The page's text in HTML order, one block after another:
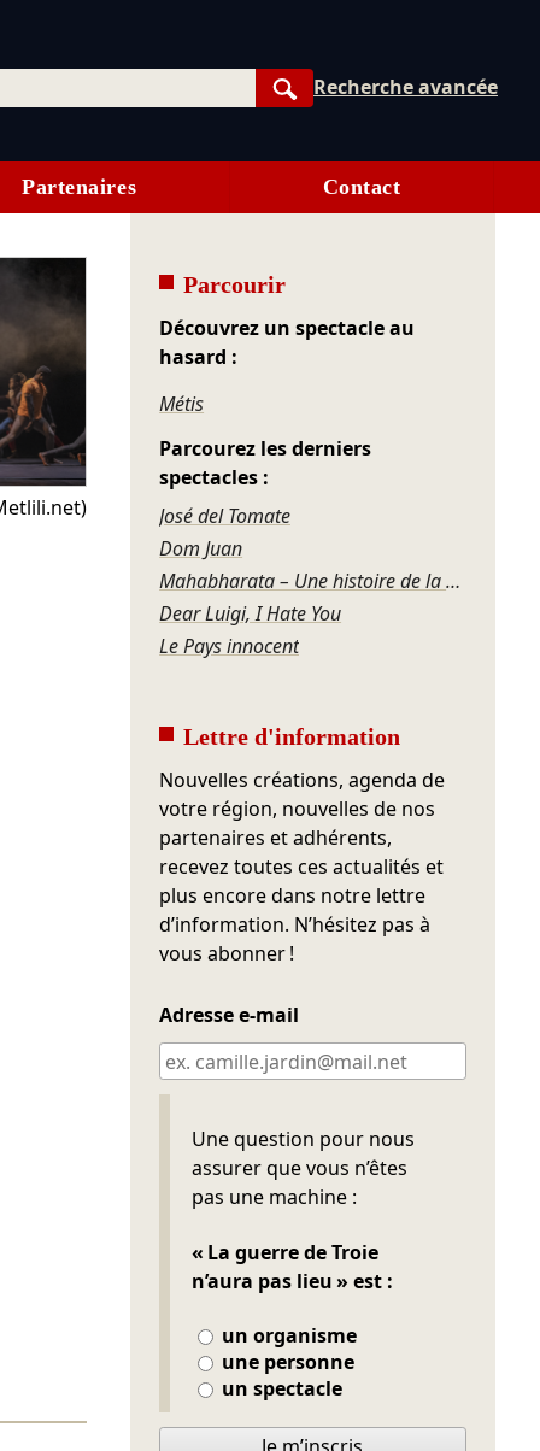
Rechercher
Recherche avancée
Partenaires Contact
Parcourir
Découvrez un spectacle au
hasard :
Métis
Parcourez les derniers
spectacles :
José del Tomate
Dom Juan
Mahabharata – Une histoire de la violence
Dear Luigi, I Hate You
Le Pays innocent
Lettre d'information
Nouvelles créations, agenda de
votre région, nouvelles de nos
partenaires et adhérents,
recevez toutes ces actualités et
plus encore dans notre lettre
d’information. N’hésitez pas à
vous abonner !
Adresse e-mail
Une question pour nous
assurer que vous n’êtes
pas une machine :
« La guerre de Troie
n’aura pas lieu » est :
un organisme
une personne
un spectacle
Ne pas remplir